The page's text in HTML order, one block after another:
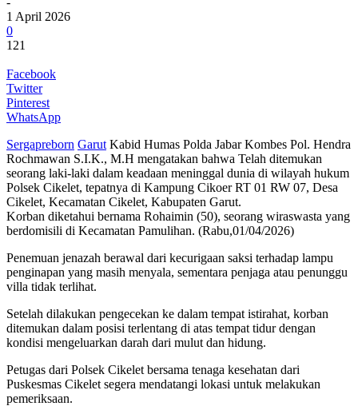
1 April 2026
0
121
Facebook
Twitter
Pinterest
WhatsApp
Sergapreborn Garut Kabid Humas Polda Jabar Kombes Pol. Hendra
Rochmawan S.I.K., M.H mengatakan bahwa Telah ditemukan
seorang laki-laki dalam keadaan meninggal dunia di wilayah hukum
Polsek Cikelet, tepatnya di Kampung Cikoer RT 01 RW 07, Desa
Cikelet, Kecamatan Cikelet, Kabupaten Garut.
Korban diketahui bernama Rohaimin (50), seorang wiraswasta yang
berdomisili di Kecamatan Pamulihan. (Rabu,01/04/2026)
Penemuan jenazah berawal dari kecurigaan saksi terhadap lampu
penginapan yang masih menyala, sementara penjaga atau penunggu
villa tidak terlihat.
Setelah dilakukan pengecekan ke dalam tempat istirahat, korban
ditemukan dalam posisi terlentang di atas tempat tidur dengan
kondisi mengeluarkan darah dari mulut dan hidung.
Petugas dari Polsek Cikelet bersama tenaga kesehatan dari
Puskesmas Cikelet segera mendatangi lokasi untuk melakukan
pemeriksaan.